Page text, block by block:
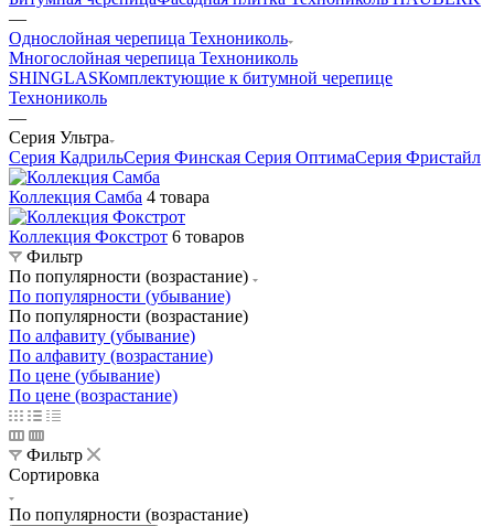
—
Однослойная черепица Технониколь
Многослойная черепица Технониколь
SHINGLASКомплектующие к битумной черепице
Технониколь
—
Cерия Ультра
Cерия КадрильCерия Финская Cерия ОптимаCерия Фристайл
Коллекция Самба 4 товара
Коллекция Фокстрот 6 товаров
Фильтр
По популярности (возрастание)
По популярности (убывание)
По популярности (возрастание)
По алфавиту (убывание)
По алфавиту (возрастание)
По цене (убывание)
По цене (возрастание)
Фильтр
Сортировка
По популярности (возрастание)